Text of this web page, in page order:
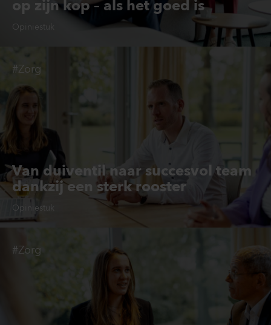
op zijn kop – als het goed is
Opiniestuk
Van duiventil naar succesvol team
dankzij een sterk rooster
Opiniestuk
#Zorg
#Zorg